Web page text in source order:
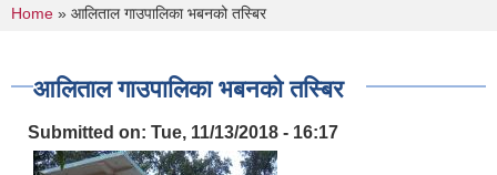
You are here
Home » आलिताल गाउपालिका भबनको तस्बिर
आलिताल गाउपालिका भबनको तस्बिर
Submitted on: Tue, 11/13/2018 - 16:17